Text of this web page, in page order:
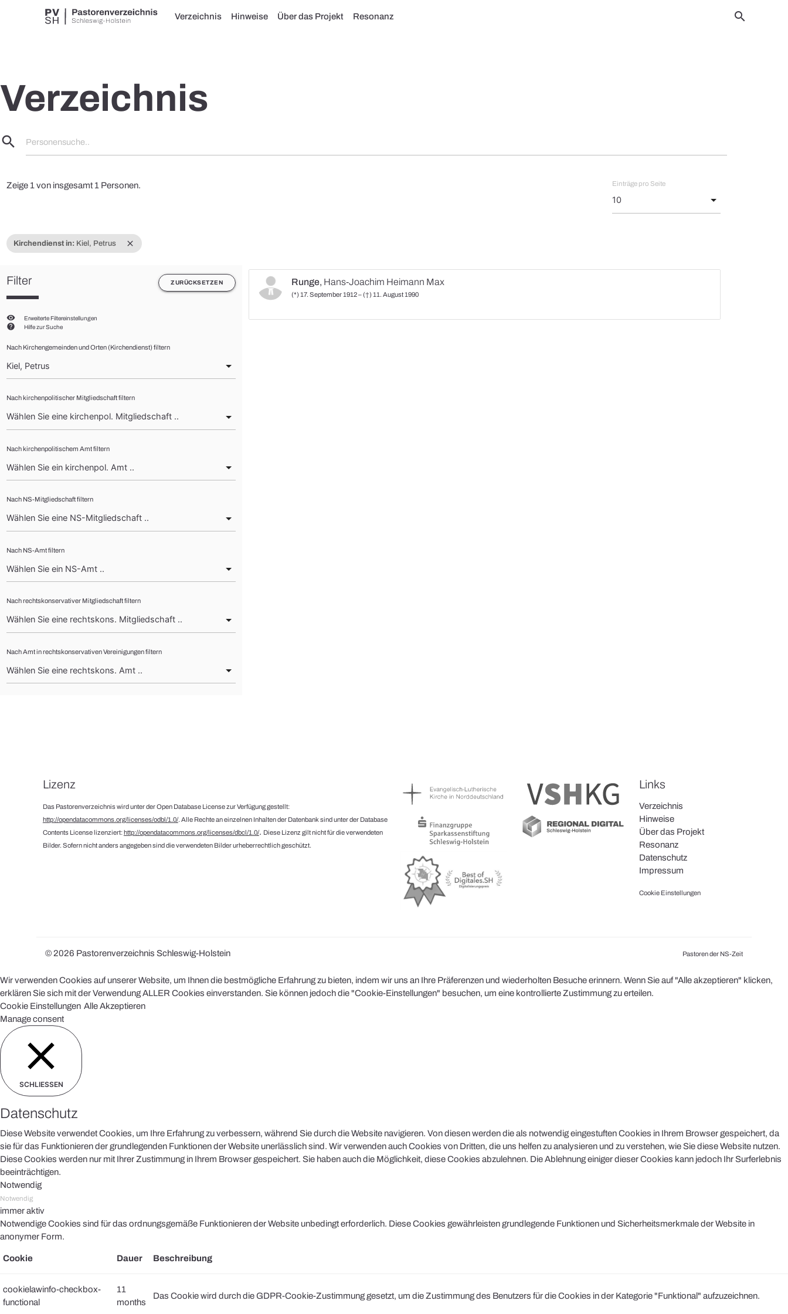
search
Verzeichnis Hinweise Über das Projekt Resonanz
Verzeichnis
search Personensuche..
Zeige 1 von insgesamt 1 Personen. Einträge pro Seite
close
Kirchendienst in: Kiel, Petrus
ZURÜCKSETZEN
Filter
visibility Erweiterte Filtereinstellungen
help Hilfe zur Suche
Nach Kirchengemeinden und Orten (Kirchendienst) filtern
Nach kirchenpolitischer Mitgliedschaft filtern
Nach kirchenpolitischem Amt filtern
Nach NS-Mitgliedschaft filtern
Nach NS-Amt filtern
Nach rechtskonservativer Mitgliedschaft filtern
Nach Amt in rechtskonservativen Vereinigungen filtern
Runge, Hans-Joachim Heimann Max
(*) 17. September 1912 – (†) 11. August 1990
Lizenz
Das Pastorenverzeichnis wird unter der Open Database License zur Verfügung gestellt:
http://opendatacommons.org/licenses/odbl/1.0/. Alle Rechte an einzelnen Inhalten der Datenbank sind unter der Database
Contents License lizenziert:http://opendatacommons.org/licenses/dbcl/1.0/. Diese Lizenz gilt nicht für die verwendeten
Bilder. Sofern nicht anders angegeben sind die verwendeten Bilder urheberrechtlich geschützt.
Links
Verzeichnis
Hinweise
Über das Projekt
Resonanz
Datenschutz
Impressum
Cookie Einstellungen
© 2026 Pastorenverzeichnis Schleswig-Holstein Pastoren der NS-Zeit
Wir verwenden Cookies auf unserer Website, um Ihnen die bestmögliche Erfahrung zu bieten, indem wir uns an Ihre Präferenzen und wiederholten Besuche erinnern. Wenn Sie auf "Alle akzeptieren" klicken,
erklären Sie sich mit der Verwendung ALLER Cookies einverstanden. Sie können jedoch die "Cookie-Einstellungen" besuchen, um eine kontrollierte Zustimmung zu erteilen.
Cookie Einstellungen Alle Akzeptieren
Manage consent
SCHLIESSEN
Datenschutz
Diese Website verwendet Cookies, um Ihre Erfahrung zu verbessern, während Sie durch die Website navigieren. Von diesen werden die als notwendig eingestuften Cookies in Ihrem Browser gespeichert, da
sie für das Funktionieren der grundlegenden Funktionen der Website unerlässlich sind. Wir verwenden auch Cookies von Dritten, die uns helfen zu analysieren und zu verstehen, wie Sie diese Website nutzen.
Diese Cookies werden nur mit Ihrer Zustimmung in Ihrem Browser gespeichert. Sie haben auch die Möglichkeit, diese Cookies abzulehnen. Die Ablehnung einiger dieser Cookies kann jedoch Ihr Surferlebnis
beeinträchtigen.
Notwendig
Notwendig
immer aktiv
Notwendige Cookies sind für das ordnungsgemäße Funktionieren der Website unbedingt erforderlich. Diese Cookies gewährleisten grundlegende Funktionen und Sicherheitsmerkmale der Website in
anonymer Form.
Cookie Dauer Beschreibung
cookielawinfo-checkbox-
functional
11
months
Das Cookie wird durch die GDPR-Cookie-Zustimmung gesetzt, um die Zustimmung des Benutzers für die Cookies in der Kategorie "Funktional" aufzuzeichnen.